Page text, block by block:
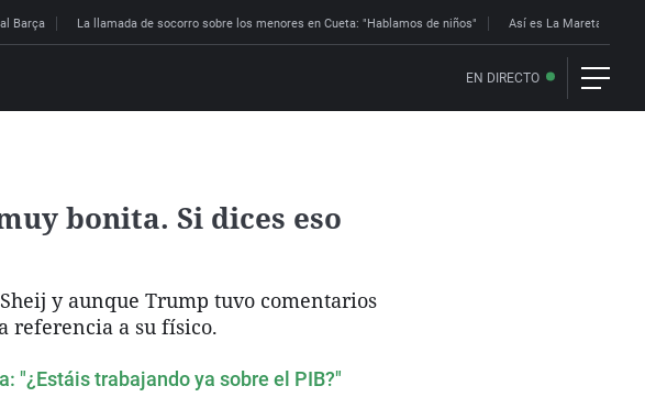
Barça La llamada de socorro sobre los menores en Cueta: "Hablamos de niños" Así es La Mareta: la
EN DIRECTO
bonita. Si dices eso
y aunque Trump tuvo comentarios
referencia a su físico.
"¿Estáis trabajando ya sobre el PIB?"